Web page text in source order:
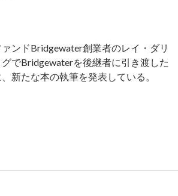
ンドBridgewater創業者のレイ・ダリ
でBridgewaterを後継者に引き渡した
新たな本の執筆を発表している。
リオ氏、投資のやり方についての新た